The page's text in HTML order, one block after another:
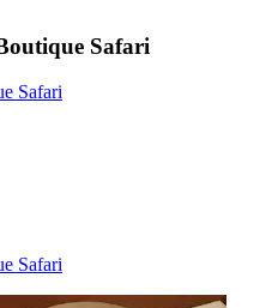
Safari
Safari
Safari